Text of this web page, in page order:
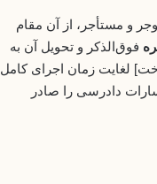
روابط موجر و مستأجر، از آن مقام
فوق‌الذکر و تحویل آن به
لغایت زمان اجرای کامل
دادرسی را صادر